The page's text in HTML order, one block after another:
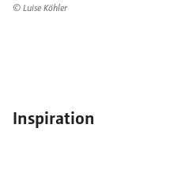
© Luise Köhler
Inspiration